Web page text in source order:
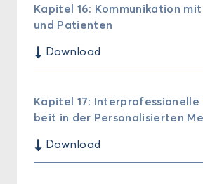
Ka­pi­tel 16: Kom­mu­ni­ka­ti­on
und Pa­ti­en­ten
$ Down­load
Ka­pi­tel 17:
beit in der Per­so­na­li­sier­ten
$ Down­load